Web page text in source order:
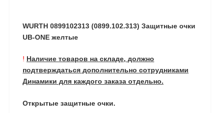
WURTH 0899102313 (0899.102.313) Защитные очки
UB-ONE желтые
! Наличие товаров на складе, должно
подтверждаться дополнительно сотрудниками
Динамики для каждого заказа отдельно.
Открытые защитные очки.